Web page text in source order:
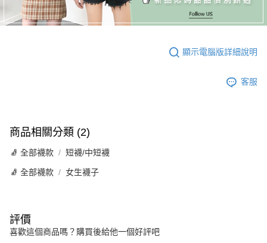
顯示電腦版詳細說明
客服
商品相關分類 (2)
🧦 全部襪款 短襪/中短襪
🧦 全部襪款 女生襪子
評價
喜歡這個商品嗎？購買後給他一個好評吧